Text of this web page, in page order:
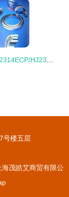
号楼五层
海茂皓艾商贸有限公